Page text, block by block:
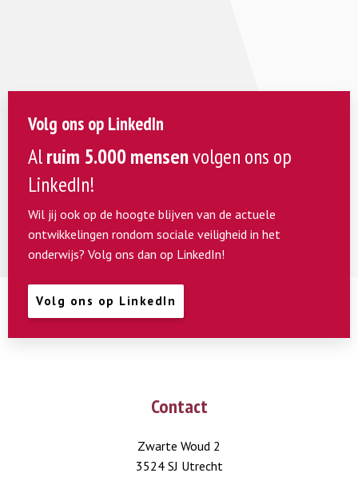
Volg ons op LinkedIn
Alruim 5.000 mensenvolgen ons op
LinkedIn!
Wil jij ook op de hoogte blijven van de actuele
ontwikkelingen rondom sociale veiligheid in het
onderwijs? Volg ons dan op LinkedIn!
Volg ons op LinkedIn
Contact
Zwarte Woud 2
3524 SJ Utrecht